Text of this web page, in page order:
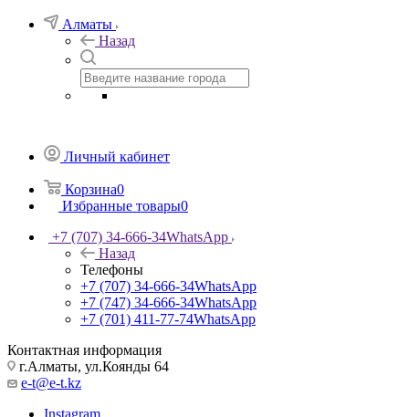
Алматы
Назад
Личный кабинет
Корзина0
Избранные товары0
+7 (707) 34-666-34WhatsApp
Назад
Телефоны
+7 (707) 34-666-34WhatsApp
+7 (747) 34-666-34WhatsApp
+7 (701) 411-77-74WhatsApp
Контактная информация
г.Алматы, ул.Коянды 64
e-t@e-t.kz
Instagram